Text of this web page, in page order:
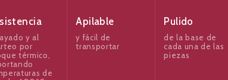
y al
por
térmico,
de
Apilable
y fácil de
transportar
Pulido
de la base de
cada una de las
piezas